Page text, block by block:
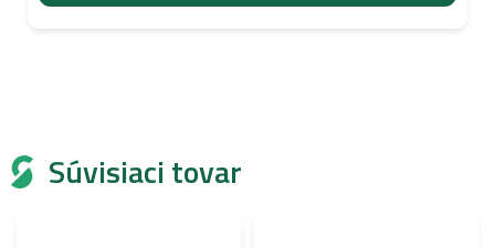
Súvisiaci tovar